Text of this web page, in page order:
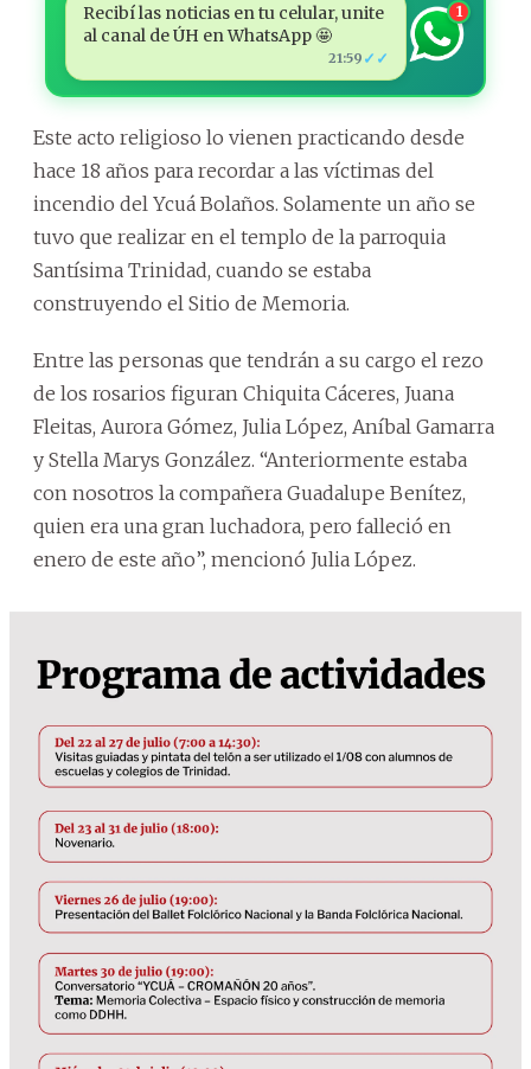
Recibí las noticias en tu celular, unite
al canal de ÚH en WhatsApp 🤩
21:59 ✓✓
1
Este acto religioso lo vienen practicando desde
hace 18 años para recordar a las víctimas del
incendio del Ycuá Bolaños. Solamente un año se
tuvo que realizar en el templo de la parroquia
Santísima Trinidad, cuando se estaba
construyendo el Sitio de Memoria.
Entre las personas que tendrán a su cargo el rezo
de los rosarios figuran Chiquita Cáceres, Juana
Fleitas, Aurora Gómez, Julia López, Aníbal Gamarra
y Stella Marys González. “Anteriormente estaba
con nosotros la compañera Guadalupe Benítez,
quien era una gran luchadora, pero falleció en
enero de este año”, mencionó Julia López.